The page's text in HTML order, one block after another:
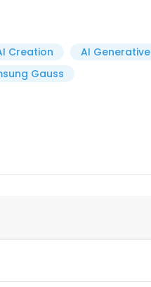
Creation AI Generative
Gauss